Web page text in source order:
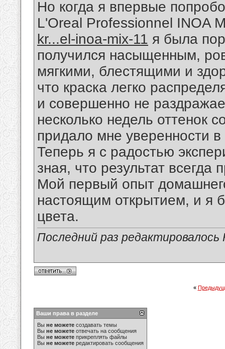
Но когда я впервые
L'Oreal Professionnel INOA
kr...el-inoa-mix-11 я была
получился насыщенным,
мягкими, блестящими и
что краска легко
и совершенно не
несколько недель оттенок
придало мне уверенности
Теперь я с радостью
зная, что результат
Мой первый опыт
настоящим открытием, и я
цвета.
Последний раз
«
Ваши права в разделе
Вы не можете создавать темы
Вы не можете отвечать на сообщения
Вы не можете прикреплять файлы
Вы не можете редактировать сообщения